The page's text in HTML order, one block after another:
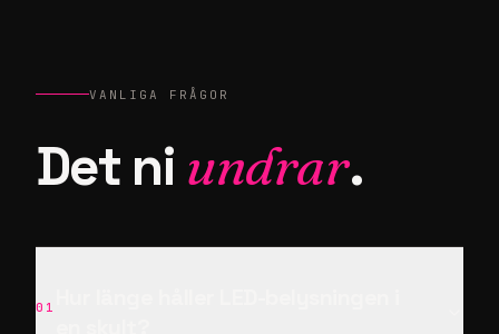
VANLIGA FRÅGOR
Det ni undrar.
01